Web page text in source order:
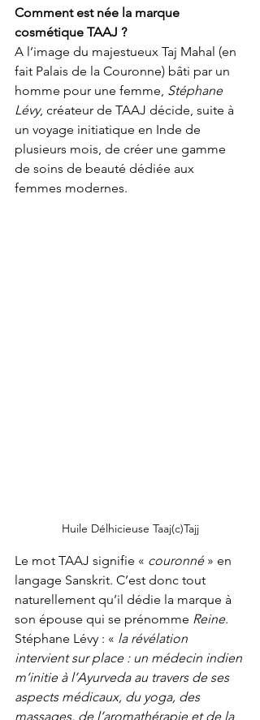
Comment est née la marque
cosmétique TAAJ ?
A l’image du majestueux Taj Mahal (en
fait Palais de la Couronne) bâti par un
homme pour une femme, Stéphane
Lévy, créateur de TAAJ décide, suite à
un voyage initiatique en Inde de
plusieurs mois, de créer une gamme
de soins de beauté dédiée aux
femmes modernes.
Huile Délhicieuse Taaj(c)Tajj
Le mot TAAJ signifie « couronné » en
langage Sanskrit. C’est donc tout
naturellement qu’il dédie la marque à
son épouse qui se prénomme Reine.
Stéphane Lévy : « la révélation
intervient sur place : un médecin indien
m’initie à l’Ayurveda au travers de ses
aspects médicaux, du yoga, des
massages, de l’aromathérapie et de la